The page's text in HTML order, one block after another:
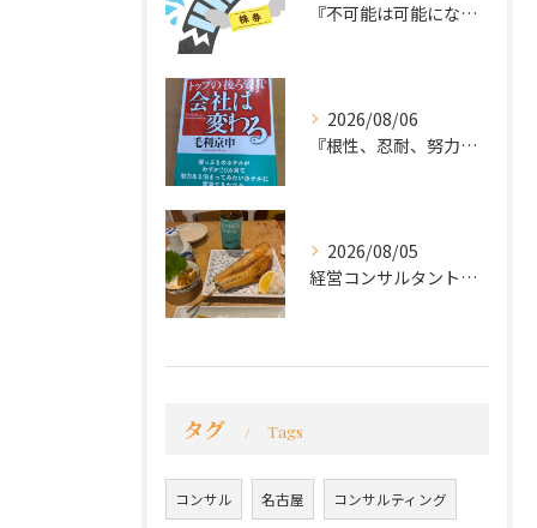
『不可能は可能になる』
2026/08/06
『根性、忍耐、努力という言葉は死語なのか』
2026/08/05
経営コンサルタントのモーちゃん・毛利京申です。
タグ Tags
コンサル 名古屋 コンサルティング